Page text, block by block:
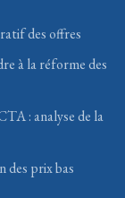
des offres
à la réforme des
: analyse de la
des prix bas